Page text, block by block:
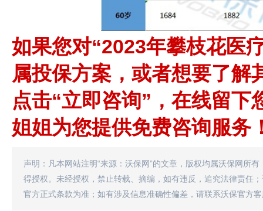
如果您对“2023年攀枝花医
属投保方案，或者想要了解
点击“立即咨询”，在线留
姐姐为您提供免费咨询服务
声明：凡本网站注明“来源：沃保网”的文章，版权均属沃保网所
得授权。未经授权，禁止转载、摘编，如有违反，追究法律责任
官方正式条款为准；如有涉及信息准确性偏差，请联系沃保官方